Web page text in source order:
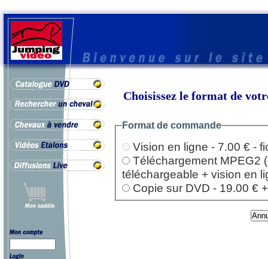
Choisissez le format de
Format de commande
Vision en ligne - 7.00 € -
Téléchargement MPEG2
téléchargeable + vision en
Copie sur DVD - 19.00 €